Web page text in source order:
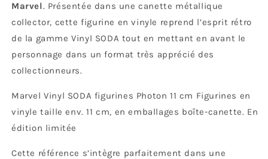
Marvel. Présentée dans une canette métallique
collector, cette figurine en vinyle reprend l’esprit rétro
de la gamme Vinyl SODA tout en mettant en avant le
personnage dans un format très apprécié des
collectionneurs.
Marvel Vinyl SODA figurines Photon 11 cm Figurines en
vinyle taille env. 11 cm, en emballages boîte-canette. En
édition limitée
Cette référence s’intègre parfaitement dans une